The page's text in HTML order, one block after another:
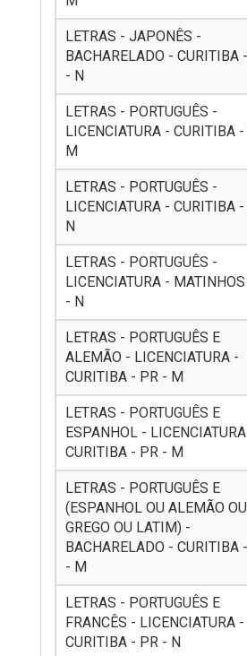
LETRAS - JAPONÊS -
BACHARELADO - CURITIBA
- N
LETRAS - PORTUGUÊS -
LICENCIATURA - CURITIBA
M
LETRAS - PORTUGUÊS -
LICENCIATURA - CURITIBA
N
LETRAS - PORTUGUÊS -
LICENCIATURA -
- N
LETRAS - PORTUGUÊS E
ALEMÃO - LICENCIATURA -
CURITIBA - PR - M
LETRAS - PORTUGUÊS E
ESPANHOL -
CURITIBA - PR - M
LETRAS - PORTUGUÊS E
(ESPANHOL OU ALEMÃO OU
GREGO OU LATIM) -
BACHARELADO - CURITIBA
- M
LETRAS - PORTUGUÊS E
FRANCÊS - LICENCIATURA -
CURITIBA - PR - N